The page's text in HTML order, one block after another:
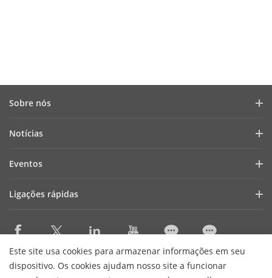
Este site usa cookies para armazenar informações em seu
dispositivo. Os cookies ajudam nosso site a funcionar
Sobre nós
Cibersegurança
Contacte-nos
Careers
Notícias
Histórias de sucesso
Eventos
Ligações rápidas
Onde comprar
Accessibility Statement
Contact Us